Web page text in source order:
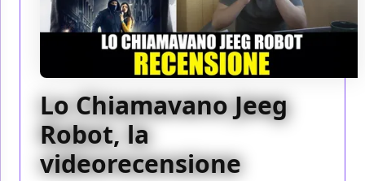
Lo Chiamavano Jeeg
Robot, la
videorecensione